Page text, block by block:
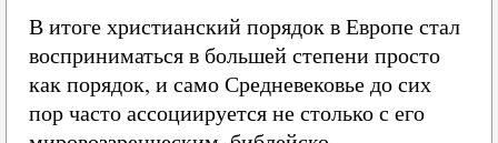
В итоге христианский порядок в Европе стал
восприниматься в большей степени просто
как порядок, и само Средневековье до сих
пор часто ассоциируется не столько с его